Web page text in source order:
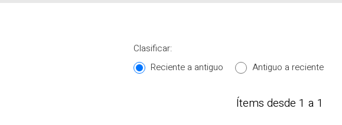
EDUCACIÓN Y FORMACIÓN DEL
Clasificar:
Reciente a antiguo
Antiguo a reciente
Ítems desde 1 a 1